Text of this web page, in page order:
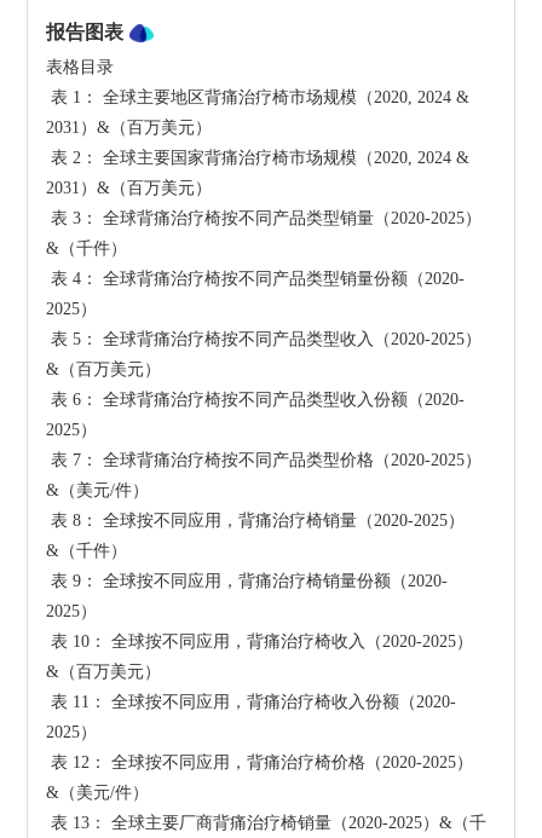
报告图表
表格目录
表 1： 全球主要地区背痛治疗椅市场规模（2020, 2024 &
2031）&（百万美元）
表 2： 全球主要国家背痛治疗椅市场规模（2020, 2024 &
2031）&（百万美元）
表 3： 全球背痛治疗椅按不同产品类型销量（2020-2025）
&（千件）
表 4： 全球背痛治疗椅按不同产品类型销量份额（2020-
2025）
表 5： 全球背痛治疗椅按不同产品类型收入（2020-2025）
&（百万美元）
表 6： 全球背痛治疗椅按不同产品类型收入份额（2020-
2025）
表 7： 全球背痛治疗椅按不同产品类型价格（2020-2025）
&（美元/件）
表 8： 全球按不同应用，背痛治疗椅销量（2020-2025）
&（千件）
表 9： 全球按不同应用，背痛治疗椅销量份额（2020-
2025）
表 10： 全球按不同应用，背痛治疗椅收入（2020-2025）
&（百万美元）
表 11： 全球按不同应用，背痛治疗椅收入份额（2020-
2025）
表 12： 全球按不同应用，背痛治疗椅价格（2020-2025）
&（美元/件）
表 13： 全球主要厂商背痛治疗椅销量（2020-2025）&（千